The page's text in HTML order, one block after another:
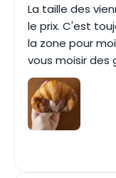
La taille des
le prix. C'est
la zone pour
vous moisir des